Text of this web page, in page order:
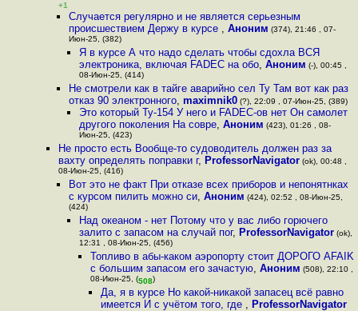
+1
Случается регулярно и не является серьезным
происшествием Держу в курсе , Аноним (374), 21:46 , 07-
Июн-25, (382)
Я в курсе А что надо сделать чтобы сдохла ВСЯ
электроника, включая FADEC на обо,Аноним (-), 00:45 ,
08-Июн-25, (414)
Не смотрели как в тайге аварийно сел Ту Там вот как раз
отказ 90 электронного, maximnik0(?), 22:09 , 07-Июн-25, (389)
Это который Ту-154 У него и FADEC-ов нет Он самолет
другого поколения На совре,Аноним (423), 01:26 , 08-
Июн-25, (423)
Не просто есть Вообще-то судоводитель должен раз за
вахту определять поправки г, ProfessorNavigator(ok), 00:48 ,
08-Июн-25, (416)
Вот это не факт При отказе всех приборов и непонятнках
с курсом пилить можно си, Аноним (424), 02:52 , 08-Июн-25,
(424)
Над океаном - нет Потому что у вас либо горючего
залито с запасом на случай пог, ProfessorNavigator (ok),
12:31 , 08-Июн-25, (456)
Топливо в абы-каком аэропорту стоит ДОРОГО AFAIK
с большим запасом его зачастую, Аноним (508), 22:10 ,
08-Июн-25, (508)
Да, я в курсе Но какой-никакой запасец всё равно
имеется И с учётом того, где , ProfessorNavigator